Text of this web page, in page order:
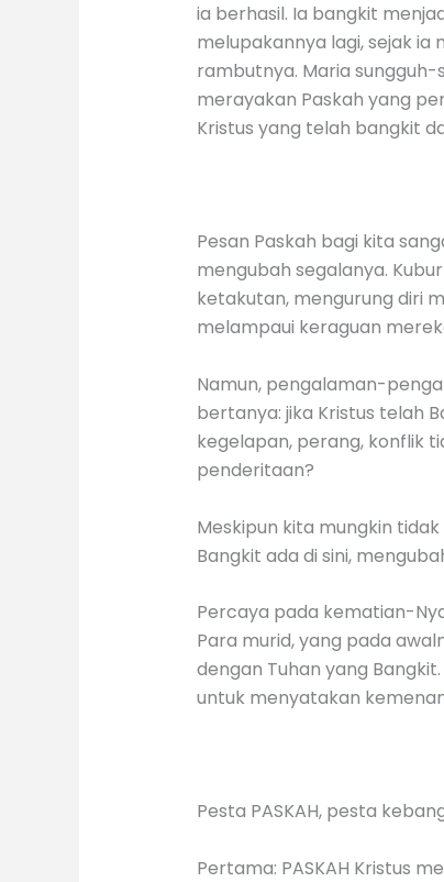
ia berhasil. Ia bangkit
melupakannya lagi, sejak
rambutnya. Maria
merayakan Paskah yang
Kristus yang telah bangkit
Pesan Paskah bagi kita
mengubah segalanya.
ketakutan, mengurung diri
melampaui keraguan
Namun, pengalaman-
bertanya: jika Kristus telah
kegelapan, perang, konflik
penderitaan?
Meskipun kita mungkin
Bangkit ada di sini,
Percaya pada kematian-
Para murid, yang pada
dengan Tuhan yang
untuk menyatakan
Pesta PASKAH, pesta
Pertama: PASKAH Kristus